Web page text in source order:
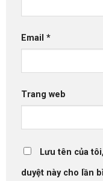
Email *
Trang web
Lưu tên của
duyệt này cho lần